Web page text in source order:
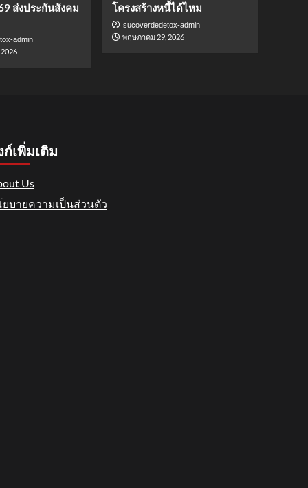
ส่งประกันสังคม
admin
โครงสร้างหนี้ได้ไหม
sucoverdedetox-admin
พฤษภาคม 29, 2026
ก์เพิ่มเติม
Us
บายความเป็นส่วนตัว